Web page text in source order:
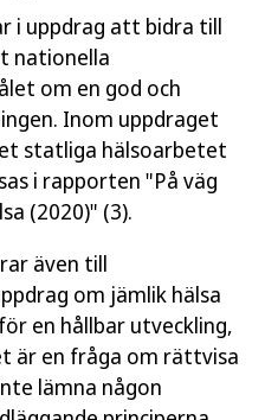
i uppdrag att bidra till
nationella
om en god och
Inom uppdraget
statliga hälsoarbetet
i rapporten "På väg
(2020)" (3).
även till
om jämlik hälsa
en hållbar utveckling,
är en fråga om rättvisa
lämna någon